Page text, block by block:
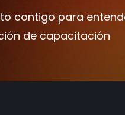
contigo para
de capacitación